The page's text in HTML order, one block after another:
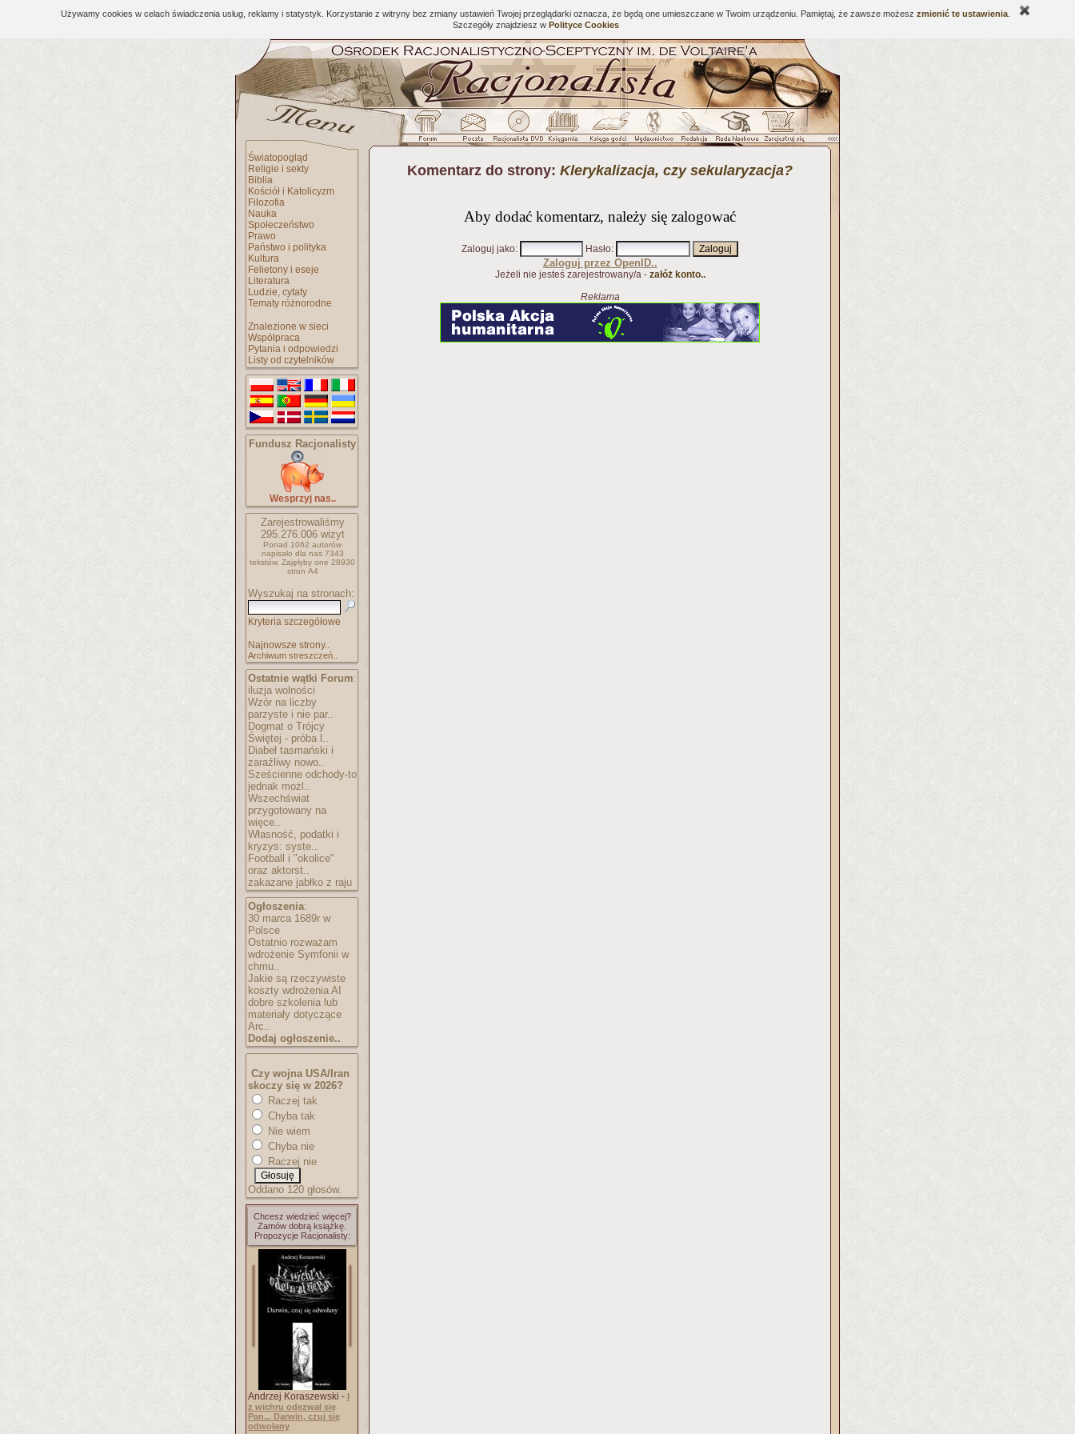
Używamy cookies w celach świadczenia usług, reklamy i statystyk. Korzystanie z witryny bez zmiany ustawień Twojej przeglądarki oznacza, że będą one umieszczane w Twoim urządzeniu. Pamiętaj, że zawsze możesz zmienić te ustawienia
Szczegóły znajdziesz w Polityce Cookies
Światopogląd
Religie i sekty
Biblia
Kościół i Katolicyzm
Filozofia
Nauka
Społeczeństwo
Prawo
Państwo i polityka
Kultura
Felietony i eseje
Literatura
Ludzie, cytaty
Tematy różnorodne
Znalezione w sieci
Współpraca
Pytania i odpowiedzi
Listy od czytelników
Fundusz Racjonalisty
Wesprzyj nas..
Zarejestrowaliśmy
295.276.006wizyt
Ponad 1062 autorów
napisało dla nas 7343
tekstów. Zajęłyby one 28930
stron A4
Wyszukaj na stronach:
Kryteria szczegółowe
Najnowsze strony..
Archiwum streszczeń..
Ostatnie wątki Forum:
iluzja wolności
Wzór na liczby
parzyste i nie par..
Dogmat o Trójcy
Świętej - próba l..
Diabeł tasmański i
zaraźliwy nowo..
Sześcienne odchody-to
jednak możl..
Wszechświat
przygotowany na
więce..
Własność, podatki i
kryzys: syste..
Football i "okolice"
oraz aktorst..
zakazane jabłko z raju
Ogłoszenia:
30 marca 1689r w
Polsce
Ostatnio rozważam
wdrożenie Symfonii w
chmu..
Jakie są rzeczywiste
koszty wdrożenia AI
dobre szkolenia lub
materiały dotyczące
Arc..
Dodaj ogłoszenie..
Czy wojna USA/Iran
skoczy się w 2026?
Raczej tak
Chyba tak
Nie wiem
Chyba nie
Raczej nie
Oddano 120 głosów.
Chcesz wiedzieć więcej?
Zamów dobrą książkę.
Propozycje Racjonalisty:
Andrzej Koraszewski - I
z wichru odezwał się
Pan... Darwin, czuj się
odwołany
Komentarz do strony: Klerykalizacja, czy sekularyzacja?
Aby dodać komentarz, należy się zalogować
Zaloguj jako: Hasło:
Zaloguj przez OpenID..
Jeżeli nie jesteś zarejestrowany/a - załóż konto..
Reklama